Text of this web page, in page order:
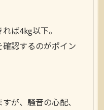
ば4kg以下。
認するのがポイン
が、騒音の心配、